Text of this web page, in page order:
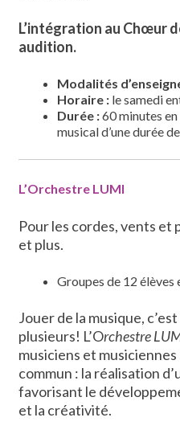
L’intégration au Chœur
audition.
Modalités
Horaire :le samedi
Durée :60 minutes en
musical d’une durée
L’Orchestre LUMI
Pour les cordes, vents et
et plus.
Groupes de 12 élèves
Jouer de la musique,
plusieurs! L’Orchestre
musiciens et
commun : la réalisation
favorisant le
et la créativité.